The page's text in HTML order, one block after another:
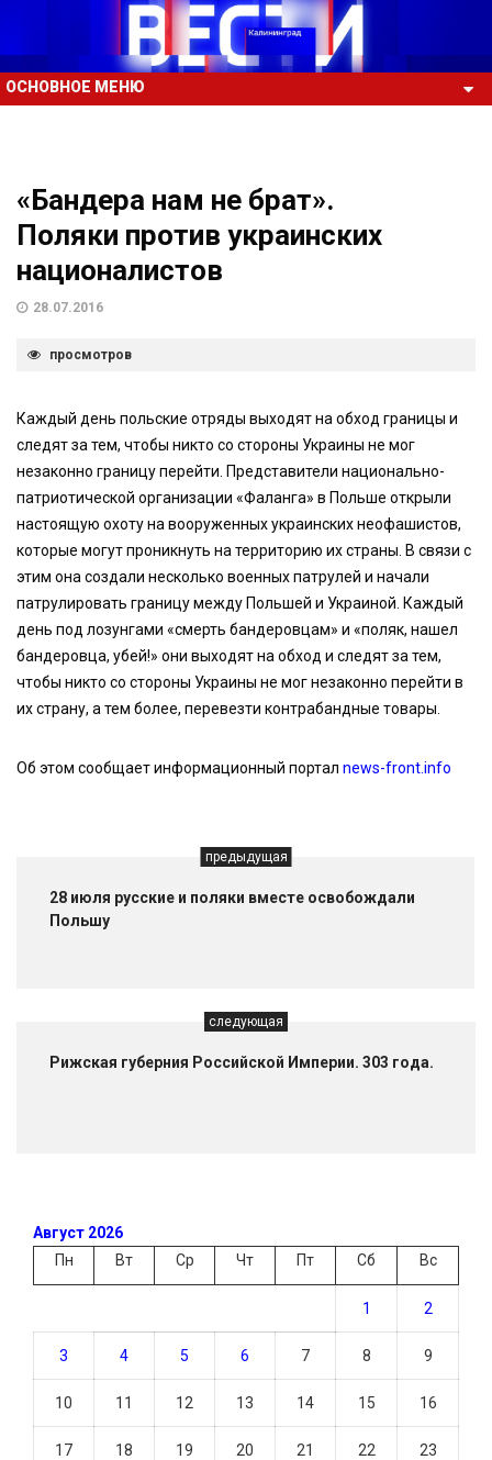
ОСНОВНОЕ МЕНЮ
«Бандера нам не брат».
Поляки против украинских
националистов
28.07.2016
просмотров
Каждый день польские отряды выходят на обход границы и
следят за тем, чтобы никто со стороны Украины не мог
незаконно границу перейти. Представители национально-
патриотической организации «Фаланга» в Польше открыли
настоящую охоту на вооруженных украинских неофашистов,
которые могут проникнуть на территорию их страны. В связи с
этим она создали несколько военных патрулей и начали
патрулировать границу между Польшей и Украиной. Каждый
день под лозунгами «смерть бандеровцам» и «поляк, нашел
бандеровца, убей!» они выходят на обход и следят за тем,
чтобы никто со стороны Украины не мог незаконно перейти в
их страну, а тем более, перевезти контрабандные товары.
Об этом сообщает информационный портал news-front.info
предыдущая
28 июля русские и поляки вместе освобождали
Польшу
следующая
Рижская губерния Российской Империи. 303 года.
Август 2026
Пн
Вт Ср Чт Пт Сб Вс
1 2
3 4 5 6 7 8 9
10 11 12 13 14 15 16
17 18 19 20 21 22 23